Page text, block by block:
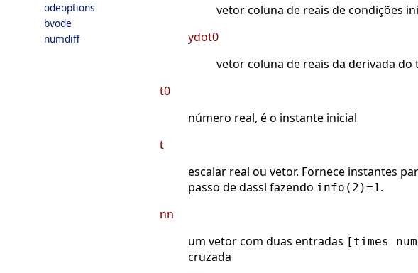
odeoptions
bvode
numdiff
vetor coluna de reais de condições
ydot0
vetor coluna de reais da derivada do
t0
número real, é o instante inicial
t
escalar real ou vetor. Fornece instantes
passo de dassl fazendo info(2)=1.
nn
um vetor com duas entradas [times
cruzada